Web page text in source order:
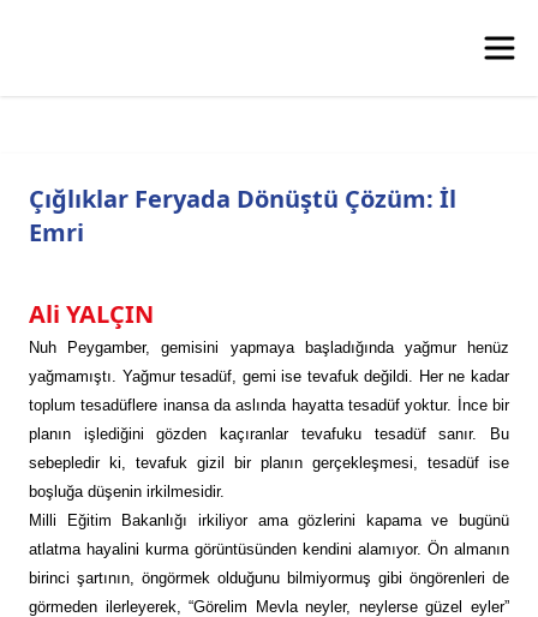
Çığlıklar Feryada Dönüştü Çözüm: İl
Emri
Ali YALÇIN
Nuh Peygamber, gemisini yapmaya başladığında yağmur henüz
yağmamıştı. Yağmur tesadüf, gemi ise tevafuk değildi. Her ne kadar
toplum tesadüflere inansa da aslında hayatta tesadüf yoktur. İnce bir
planın işlediğini gözden kaçıranlar tevafuku tesadüf sanır. Bu
sebepledir ki, tevafuk gizil bir planın gerçekleşmesi, tesadüf ise
boşluğa düşenin irkilmesidir.
Milli Eğitim Bakanlığı irkiliyor ama gözlerini kapama ve bugünü
atlatma hayalini kurma görüntüsünden kendini alamıyor. Ön almanın
birinci şartının, öngörmek olduğunu bilmiyormuş gibi öngörenleri de
görmeden ilerleyerek, “Görelim Mevla neyler, neylerse güzel eyler”